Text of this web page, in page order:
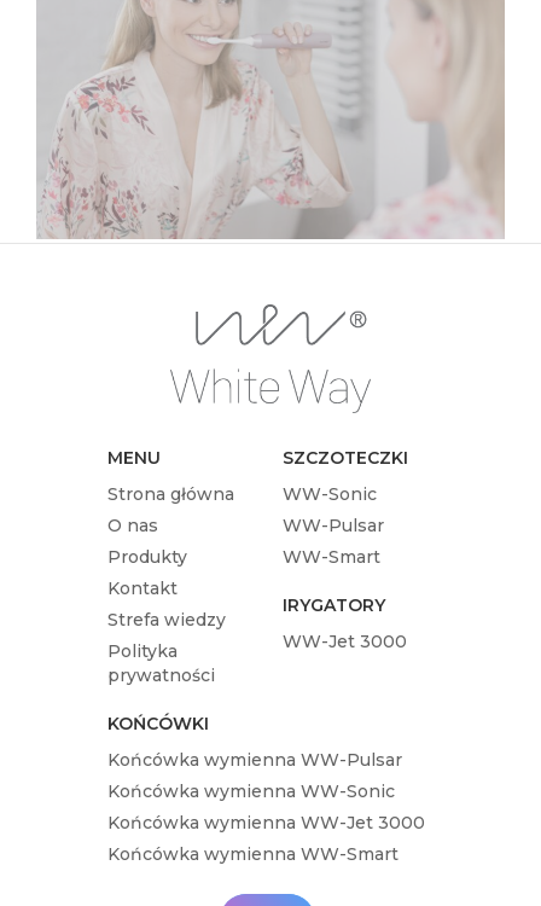
Mycie zębów to czynność którą
wykonujemy kilka razy dziennie. Z pozoru
jest to prosta czynność, nie zawsze jednak
robimy to dobrze. Prawidłowe mycie zębów
to odpowiednie ruchy, nacisk, częstotliwość
oraz długość mycia.…
MENU
Strona główna
O nas
Produkty
Kontakt
Strefa wiedzy
Polityka
prywatności
SZCZOTECZKI
WW-Sonic
WW-Pulsar
WW-Smart
IRYGATORY
WW-Jet 3000
KOŃCÓWKI
Końcówka wymienna WW-Pulsar
Końcówka wymienna WW-Sonic
Końcówka wymienna WW-Jet 3000
Końcówka wymienna WW-Smart